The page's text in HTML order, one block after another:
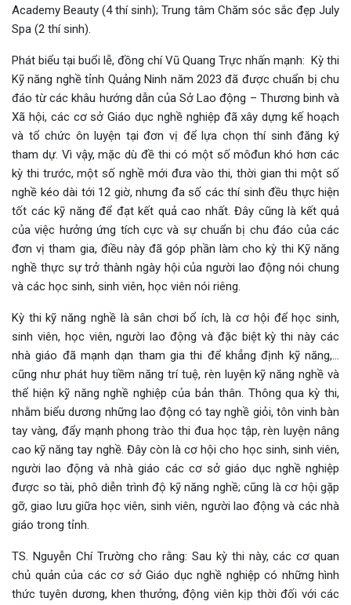
Academy Beauty (4 thí sinh); Trung tâm Chăm sóc sắc đẹp July
Spa (2 thí sinh).
Phát biểu tại buổi lễ, đồng chí Vũ Quang Trực nhấn mạnh: Kỳ thi
Kỹ năng nghề tỉnh Quảng Ninh năm 2023 đã được chuẩn bị chu
đáo từ các khâu hướng dẫn của Sở Lao động – Thương binh và
Xã hội, các cơ sở Giáo dục nghề nghiệp đã xây dựng kế hoạch
và tổ chức ôn luyện tại đơn vị để lựa chọn thí sinh đăng ký
tham dự. Vì vậy, mặc dù đề thi có một số môđun khó hơn các
kỳ thi trước, một số nghề mới đưa vào thi, thời gian thi một số
nghề kéo dài tới 12 giờ, nhưng đa số các thí sinh đều thực hiện
tốt các kỹ năng để đạt kết quả cao nhất. Đây cũng là kết quả
của việc hưởng ứng tích cực và sự chuẩn bị chu đáo của các
đơn vị tham gia, điều này đã góp phần làm cho kỳ thi Kỹ năng
nghề thực sự trở thành ngày hội của người lao động nói chung
và các học sinh, sinh viên, học viên nói riêng.
Kỳ thi kỹ năng nghề là sân chơi bổ ích, là cơ hội để học sinh,
sinh viên, học viên, người lao động và đặc biệt kỳ thi này các
nhà giáo đã mạnh dạn tham gia thi để khẳng định kỹ năng,…
cũng như phát huy tiềm năng trí tuệ, rèn luyện kỹ năng nghề và
thể hiện kỹ năng nghề nghiệp của bản thân. Thông qua kỳ thi,
nhằm biểu dương những lao động có tay nghề giỏi, tôn vinh bàn
tay vàng, đẩy mạnh phong trào thi đua học tập, rèn luyện nâng
cao kỹ năng tay nghề. Đây còn là cơ hội cho học sinh, sinh viên,
người lao động và nhà giáo các cơ sở giáo dục nghề nghiệp
được so tài, phô diễn trình độ kỹ năng nghề; cũng là cơ hội gặp
gỡ, giao lưu giữa học viên, sinh viên, người lao động và các nhà
giáo trong tỉnh.
TS. Nguyễn Chí Trường cho rằng: Sau kỳ thi này, các cơ quan
chủ quản của các cơ sở Giáo dục nghề nghiệp có những hình
thức tuyên dương, khen thưởng, động viên kịp thời đối với các